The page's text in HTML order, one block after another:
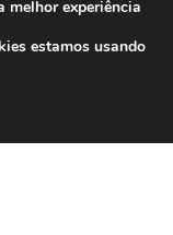
melhor experiência
estamos usando